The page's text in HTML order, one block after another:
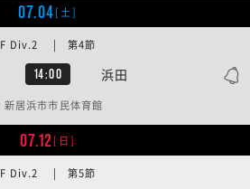
07.04[土]
14:00 浜田
F Div.2 | 第4節
新居浜市市民体育館
07.12[日]
F Div.2 | 第5節